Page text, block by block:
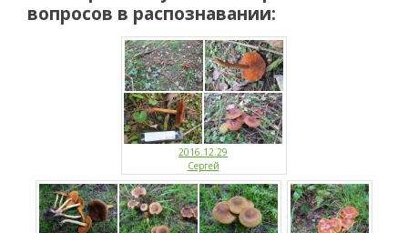
вопросов в распознавании:
2016.12.29
Сергей